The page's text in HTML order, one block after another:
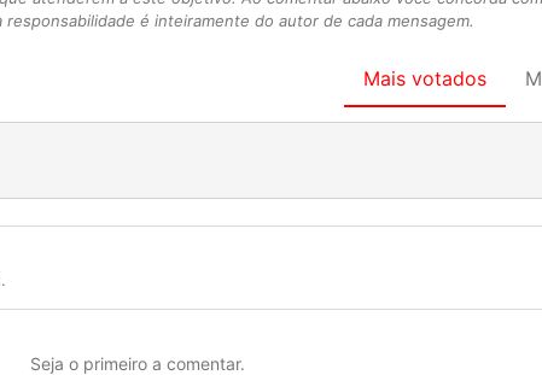
é inteiramente do autor de cada mensagem.
Mais votados
Seja o primeiro a comentar.